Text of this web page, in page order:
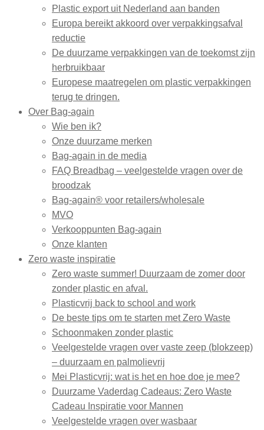
Plastic export uit Nederland aan banden
Europa bereikt akkoord over verpakkingsafval
reductie
De duurzame verpakkingen van de toekomst zijn
herbruikbaar
Europese maatregelen om plastic verpakkingen
terug te dringen.
Over Bag-again
Wie ben ik?
Onze duurzame merken
Bag-again in de media
FAQ Breadbag – veelgestelde vragen over de
broodzak
Bag-again® voor retailers/wholesale
MVO
Verkooppunten Bag-again
Onze klanten
Zero waste inspiratie
Zero waste summer! Duurzaam de zomer door
zonder plastic en afval.
Plasticvrij back to school and work
De beste tips om te starten met Zero Waste
Schoonmaken zonder plastic
Veelgestelde vragen over vaste zeep (blokzeep)
– duurzaam en palmolievrij
Mei Plasticvrij: wat is het en hoe doe je mee?
Duurzame Vaderdag Cadeaus: Zero Waste
Cadeau Inspiratie voor Mannen
Veelgestelde vragen over wasbaar